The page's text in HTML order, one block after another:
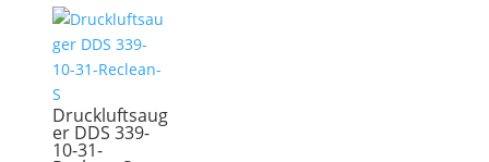
Druckluftsaug
er DDS 339-
10-31-